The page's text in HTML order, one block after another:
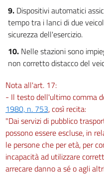
9. Dispositivi automatici
tempo tra i lanci di due
sicurezza dell'esercizio.
10. Nelle stazioni sono
non corretto distacco del
Nota all'art. 17:
- Il testo dell'ultimo comma
1980, n. 753, così recita:
"Dai servizi di pubblico
possono essere escluse, in
le persone che per età, per
incapacità ad utilizzare
arrecare danno a sé o agli